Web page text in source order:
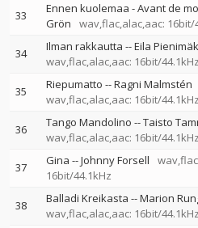
33 Ennen kuolemaa - Avant de
Grön
wav,flac,alac,aac: 16bit/
34 Ilman rakkautta --Eila
wav,flac,alac,aac: 16bit/44.1kHz
35 Riepumatto --Ragni Malmstén
wav,flac,alac,aac: 16bit/44.1kHz
36 Tango Mandolino --Taisto
wav,flac,alac,aac: 16bit/44.1kHz
37 Gina --Johnny Forsell
16bit/44.1kHz
38 Balladi Kreikasta --Marion
wav,flac,alac,aac: 16bit/44.1kHz